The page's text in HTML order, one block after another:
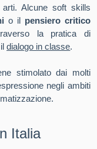
Alcune soft skills
o il pensiero critico
la pratica di
ildialogo in classe.
stimolato dai molti
negli ambiti
Italia